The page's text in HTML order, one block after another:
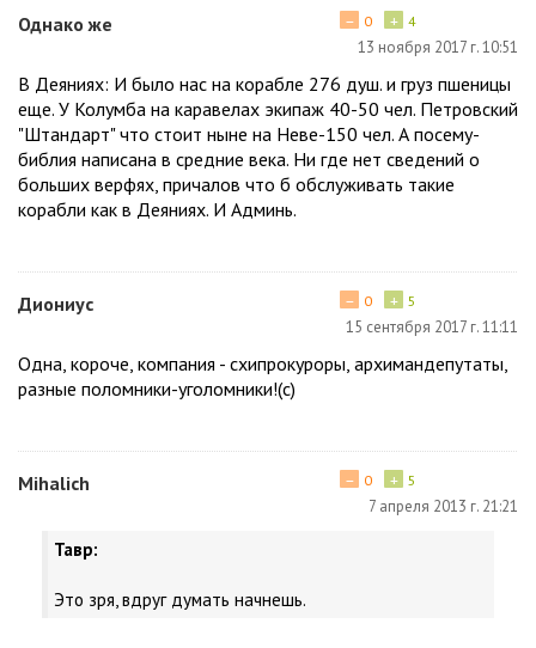
Однако же + 4
− 0
13 ноября 2017 г. 10:51
В Деяниях: И было нас на корабле 276 душ. и груз пшеницы
еще. У Колумба на каравелах экипаж 40-50 чел. Петровский
"Штандарт" что стоит ныне на Неве-150 чел. А посему-
библия написана в средние века. Ни где нет сведений о
больших верфях, причалов что б обслуживать такие
корабли как в Деяниях. И Админь.
Диониус + 5
− 0
15 сентября 2017 г. 11:11
Одна, короче, компания - схипрокуроры, архимандепутаты,
разные поломники-уголомники!(c)
Мihalich + 5
− 0
7 апреля 2013 г. 21:21
Тавр:
Это зря, вдруг думать начнешь.